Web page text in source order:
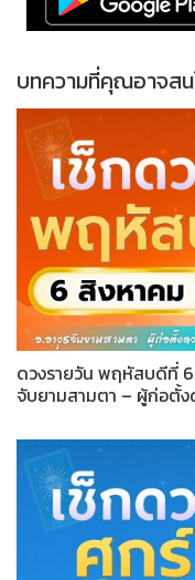
บทความที่คุณอาจสน
ดวงรายวัน พฤหัสบดีที่ 6
จับยามสามตา – ผู้ก่อตั้ง